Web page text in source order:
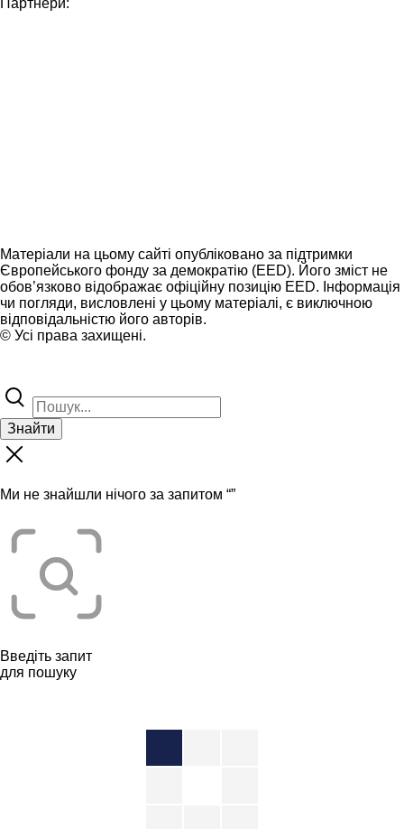
Партнери:
Матеріали на цьому сайті опубліковано за підтримки
Європейського фонду за демократію (EED). Його зміст не
обов’язково відображає офіційну позицію EED. Інформація
чи погляди, висловлені у цьому матеріалі, є виключною
відповідальністю його авторів.
© Усі права захищені.
Знайти
Ми не знайшли нічого за запитом “”
Введіть запит
для пошуку